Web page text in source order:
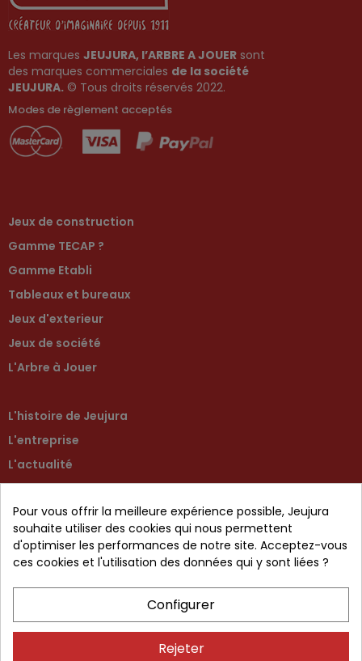
Les marques JEUJURA, l’ARBRE A JOUER sont
des marques commerciales de la société
JEUJURA. © Tous droits réservés 2022.
Modes de règlement acceptés
Jeux de construction
Gamme TECAP ?
Gamme Etabli
Tableaux et bureaux
Jeux d'exterieur
Jeux de société
L'Arbre à Jouer
L'histoire de Jeujura
L'entreprise
L'actualité
Contactez-nous
Retour produit
Mentions légales
Pour vous offrir la meilleure expérience possible, Jeujura
souhaite utiliser des cookies qui nous permettent
d'optimiser les performances de notre site. Acceptez-vous
ces cookies et l'utilisation des données qui y sont liées ?
Configurer
Rejeter